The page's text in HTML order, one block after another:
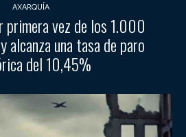
AXARQUÍA
primera vez de los 1.000
alcanza una tasa de paro
del 10,45%